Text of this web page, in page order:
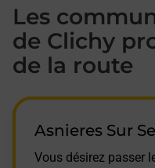
Les
de Clichy
de la route
Asnieres Sur
Vous désirez passer